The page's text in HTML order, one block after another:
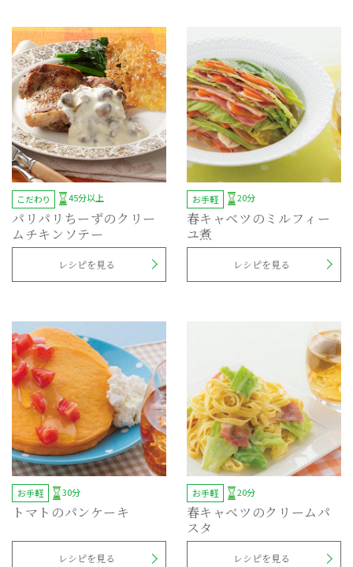
こだわり 45分以上
パリパリちーずのクリー
ムチキンソテー
レシピを見る
お手軽 20分
春キャベツのミルフィー
ユ煮
レシピを見る
お手軽 30分
トマトのパンケーキ
レシピを見る
お手軽 20分
春キャベツのクリームパ
スタ
レシピを見る